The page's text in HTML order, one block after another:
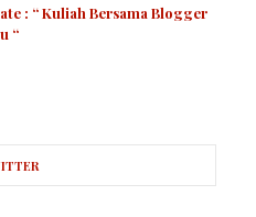
: “ Kuliah Bersama Blogger
“